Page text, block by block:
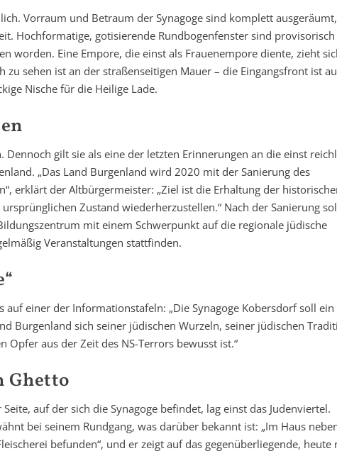
Vorraum und Betraum der Synagoge sind komplett ausgeräumt,
Hochformatige, gotisierende Rundbogenfenster sind provisorisch
worden. Eine Empore, die einst als Frauenempore diente, zieht
zu sehen ist an der straßenseitigen Mauer – die Eingangsfront ist
Nische für die Heilige Lade.
Dennoch gilt sie als eine der letzten Erinnerungen an die einst
„Das Land Burgenland wird 2020 mit der Sanierung des
erklärt der Altbürgermeister: „Ziel ist die Erhaltung der
Zustand wiederherzustellen.“ Nach der Sanierung
mit einem Schwerpunkt auf die regionale jüdische
Veranstaltungen stattfinden.
auf einer der Informationstafeln: „Die Synagoge Kobersdorf soll ein
Burgenland sich seiner jüdischen Wurzeln, seiner jüdischen
aus der Zeit des NS-Terrors bewusst ist.“
Ghetto
auf der sich die Synagoge befindet, lag einst das Judenviertel.
bei seinem Rundgang, was darüber bekannt ist: „Im Haus
befunden“, und er zeigt auf das gegenüberliegende, heute